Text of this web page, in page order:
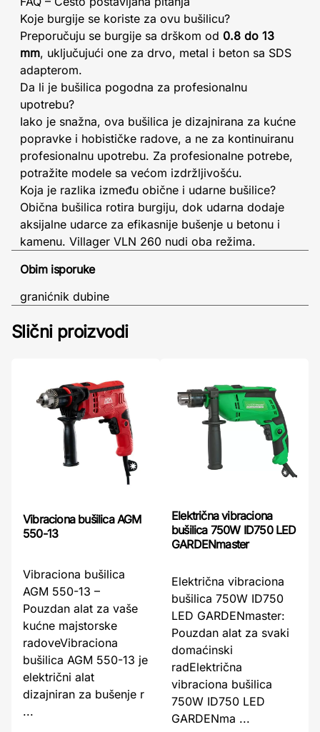
Koje burgije se koriste za ovu bušilicu?
Preporučuju se burgije sa drškom od 0.8 do 13
mm, uključujući one za drvo, metal i beton sa SDS
adapterom.
Da li je bušilica pogodna za profesionalnu
upotrebu?
Iako je snažna, ova bušilica je dizajnirana za kućne
popravke i hobističke radove, a ne za kontinuiranu
profesionalnu upotrebu. Za profesionalne potrebe,
potražite modele sa većom izdržljivošću.
Koja je razlika između obične i udarne bušilice?
Obična bušilica rotira burgiju, dok udarna dodaje
aksijalne udarce za efikasnije bušenje u betonu i
kamenu. Villager VLN 260 nudi oba režima.
Obim isporuke
granićnik dubine
Slični proizvodi
Vibraciona bušilica AGM
550-13
Vibraciona bušilica
AGM 550-13 –
Pouzdan alat za vaše
kućne majstorske
radoveVibraciona
bušilica AGM 550-13 je
električni alat
dizajniran za bušenje r
...
Električna vibraciona
bušilica 750W ID750 LED
GARDENmaster
Električna vibraciona
bušilica 750W ID750
LED GARDENmaster:
Pouzdan alat za svaki
domaćinski
radElektrična
vibraciona bušilica
750W ID750 LED
GARDENma ...